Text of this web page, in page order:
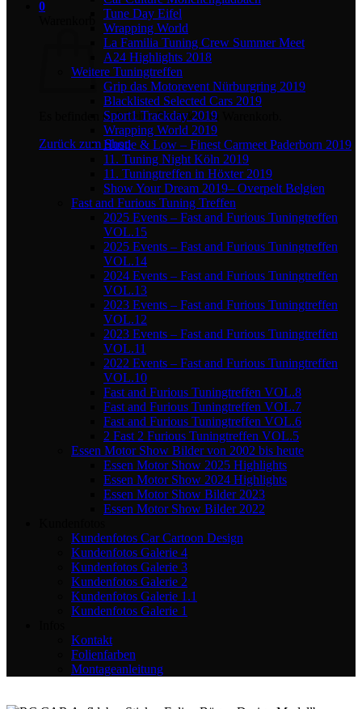
0
Es befinden sich keine Produkte im Warenkorb.
Zurück zum Shop
Tune Day Eifel
Wrapping World
La Familia Tuning Crew Summer Meet
A24 Highlights 2018
Weitere Tuningtreffen
Grip das Motorevent Nürburgring 2019
Blacklisted Selected Cars 2019
Sport1 Trackday 2019
Wrapping World 2019
Hustle & Low – Finest Carmeet Paderborn 2019
11. Tuning Night Köln 2019
11. Tuningtreffen in Höxter 2019
Show Your Dream 2019– Overpelt Belgien
Fast and Furious Tuning Treffen
2025 Events – Fast and Furious Tuningtreffen
VOL.15
2025 Events – Fast and Furious Tuningtreffen
VOL.14
2024 Events – Fast and Furious Tuningtreffen
VOL.13
2023 Events – Fast and Furious Tuningtreffen
VOL.12
2023 Events – Fast and Furious Tuningtreffen
VOL.11
2022 Events – Fast and Furious Tuningtreffen
VOL.10
Fast and Furious Tuningtreffen VOL.8
Fast and Furious Tuningtreffen VOL.7
Fast and Furious Tuningtreffen VOL.6
2 Fast 2 Furious Tuningtreffen VOL.5
Essen Motor Show Bilder von 2002 bis heute
Essen Motor Show 2025 Highlights
Essen Motor Show 2024 Highlights
Essen Motor Show Bilder 2023
Essen Motor Show Bilder 2022
Kundenfotos Car Cartoon Design
Kundenfotos Galerie 4
Kundenfotos Galerie 3
Kundenfotos Galerie 2
Kundenfotos Galerie 1.1
Kundenfotos Galerie 1
Kontakt
Folienfarben
Montageanleitung